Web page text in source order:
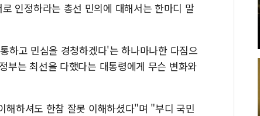
인정하라는 총선 민의에 대해서는 한마디 말
하고 민심을 경청하겠다'는 하나마나한 다짐으
는 최선을 다했다는 대통령에게 무슨 변화와
하셔도 한참 잘못 이해하셨다"며 "부디 국민